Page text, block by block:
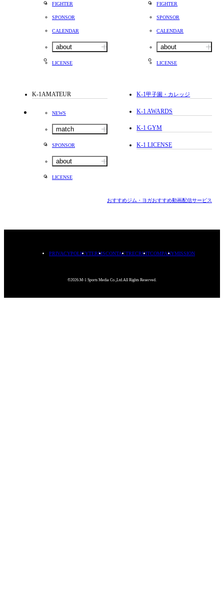
FIGHTER
SPONSOR
CALENDAR
about
LICENSE
FIGHTER
SPONSOR
CALENDAR
about
LICENSE
K-1AMATEUR
NEWS
match
SPONSOR
about
LICENSE
K-1甲子園・カレッジ
K-1 AWARDS
K-1 GYM
K-1 LICENSE
おすすめジム・ヨガおすすめ動画配信サービス
PRIVACYPOLICYTERMSCONTACTRECRUITCOMPANYMISSION
©2026.M-1 Sports Media Co.,Ltd.All Rights Reserved.